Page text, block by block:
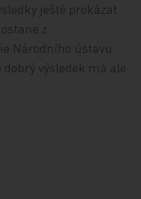
ještě prokázat
z
Národního ústavu
výsledek má ale